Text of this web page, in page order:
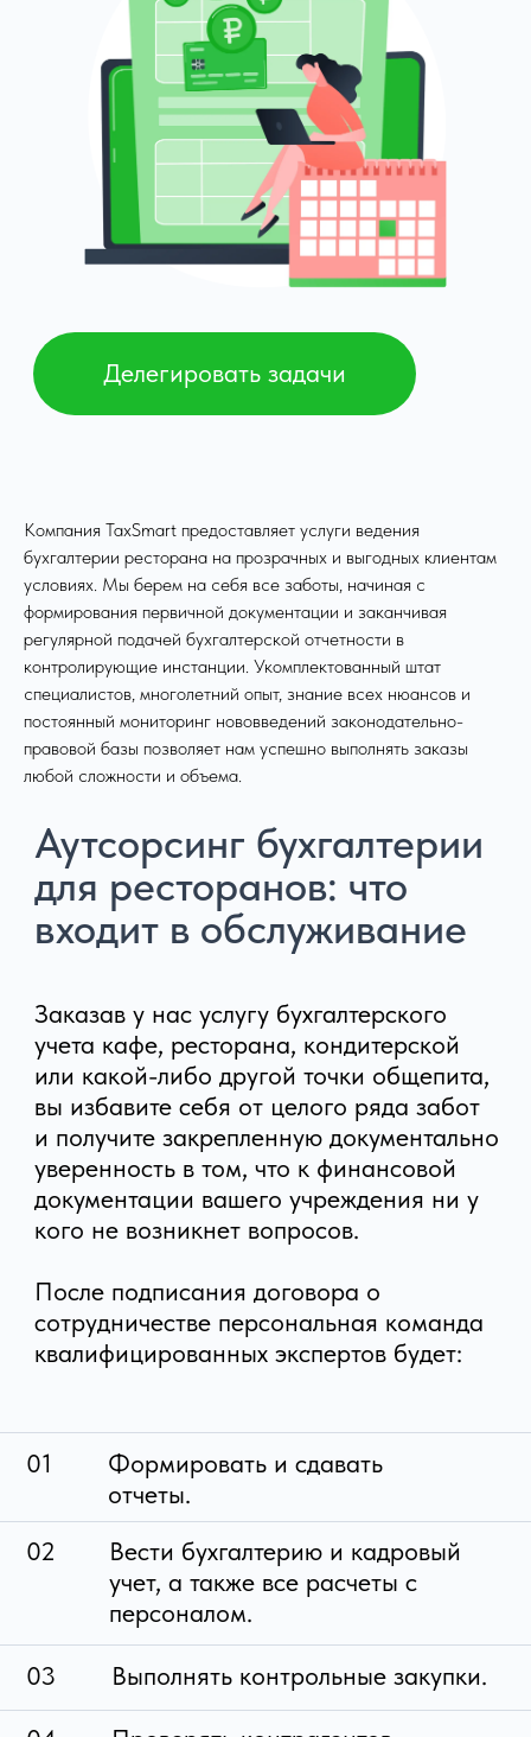
Компания TaxSmart предоставляет услуги ведения
бухгалтерии ресторана на прозрачных и выгодных клиентам
условиях. Мы берем на себя все заботы, начиная с
формирования первичной документации и заканчивая
регулярной подачей бухгалтерской отчетности в
контролирующие инстанции. Укомплектованный штат
специалистов, многолетний опыт, знание всех нюансов и
постоянный мониторинг нововведений законодательно-
правовой базы позволяет нам успешно выполнять заказы
любой сложности и объема.
01
Формировать и сдавать
Аутсорсинг бухгалтерии
для ресторанов: что
входит в обслуживание
02 Вести бухгалтерию и кадровый
учет, а также все расчеты с
персоналом.
Выполнять контрольные закупки.
вы избавите себя от целого ряда забот
и получите закрепленную документально
уверенность в том, что к финансовой
документации вашего учреждения ни у
кого не возникнет вопросов.
После подписания договора о
сотрудничестве персональная команда
квалифицированных экспертов будет:
06
Рассчитывать и регулярно
оплачивать налоги.
07
Взаимодействовать с
представителями профильных
надзорных ведомств.
05 Предоставлять консультации по
налоговым вопросам.